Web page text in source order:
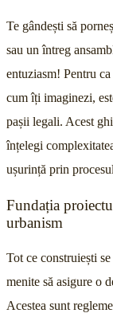
Te gândești să
sau un întreg
entuziasm! Pentru
cum îți imaginezi,
pașii legali. Acest
înțelegi
ușurință prin
Fundația
urbanism
Tot ce construiești
menite să asigure o
Acestea sunt